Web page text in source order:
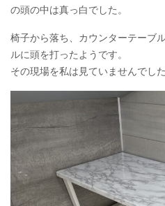
の頭の中は真っ白でした。
椅子から落ち、カウンターテーブ
ルに頭を打ったようです。
その現場を私は見ていませんでした